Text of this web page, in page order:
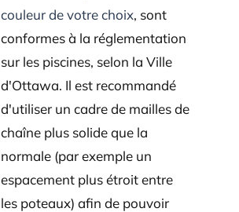
couleur de votre choix, sont
conformes à la réglementation
sur les piscines, selon la Ville
d'Ottawa. Il est recommandé
d'utiliser un cadre de mailles de
chaîne plus solide que la
normale (par exemple un
espacement plus étroit entre
les poteaux) afin de pouvoir